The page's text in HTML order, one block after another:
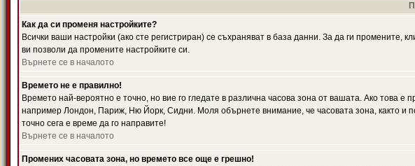
Как да си променя настройките?
Всички ваши настройки (ако сте регистриран) се съхраняват в база данни. За да ги промените,
ви позволи да промените настройките си.
Върнете се в началото
Времето не е правилно!
Времето най-вероятно е точно, но вие го гледате в различна часова зона от вашата. Ако това
например Лондон, Париж, Ню Йорк, Сидни. Моля обърнете внимание, че часовата зона, както и
точно сега е време да го направите!
Върнете се в началото
Промених часовата зона, но времето все още е грешно!